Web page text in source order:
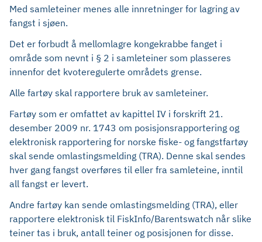
Med samleteiner menes alle innretninger for lagring av
fangst i sjøen.
Det er forbudt å mellomlagre kongekrabbe fanget i
område som nevnt i § 2 i samleteiner som plasseres
innenfor det kvoteregulerte områdets grense.
Alle fartøy skal rapportere bruk av samleteiner.
Fartøy som er omfattet av kapittel IV i forskrift 21.
desember 2009 nr. 1743 om posisjonsrapportering og
elektronisk rapportering for norske fiske- og fangstfartøy
skal sende omlastingsmelding (TRA). Denne skal sendes
hver gang fangst overføres til eller fra samleteine, inntil
all fangst er levert.
Andre fartøy kan sende omlastingsmelding (TRA), eller
rapportere elektronisk til FiskInfo/Barentswatch når slike
teiner tas i bruk, antall teiner og posisjonen for disse.